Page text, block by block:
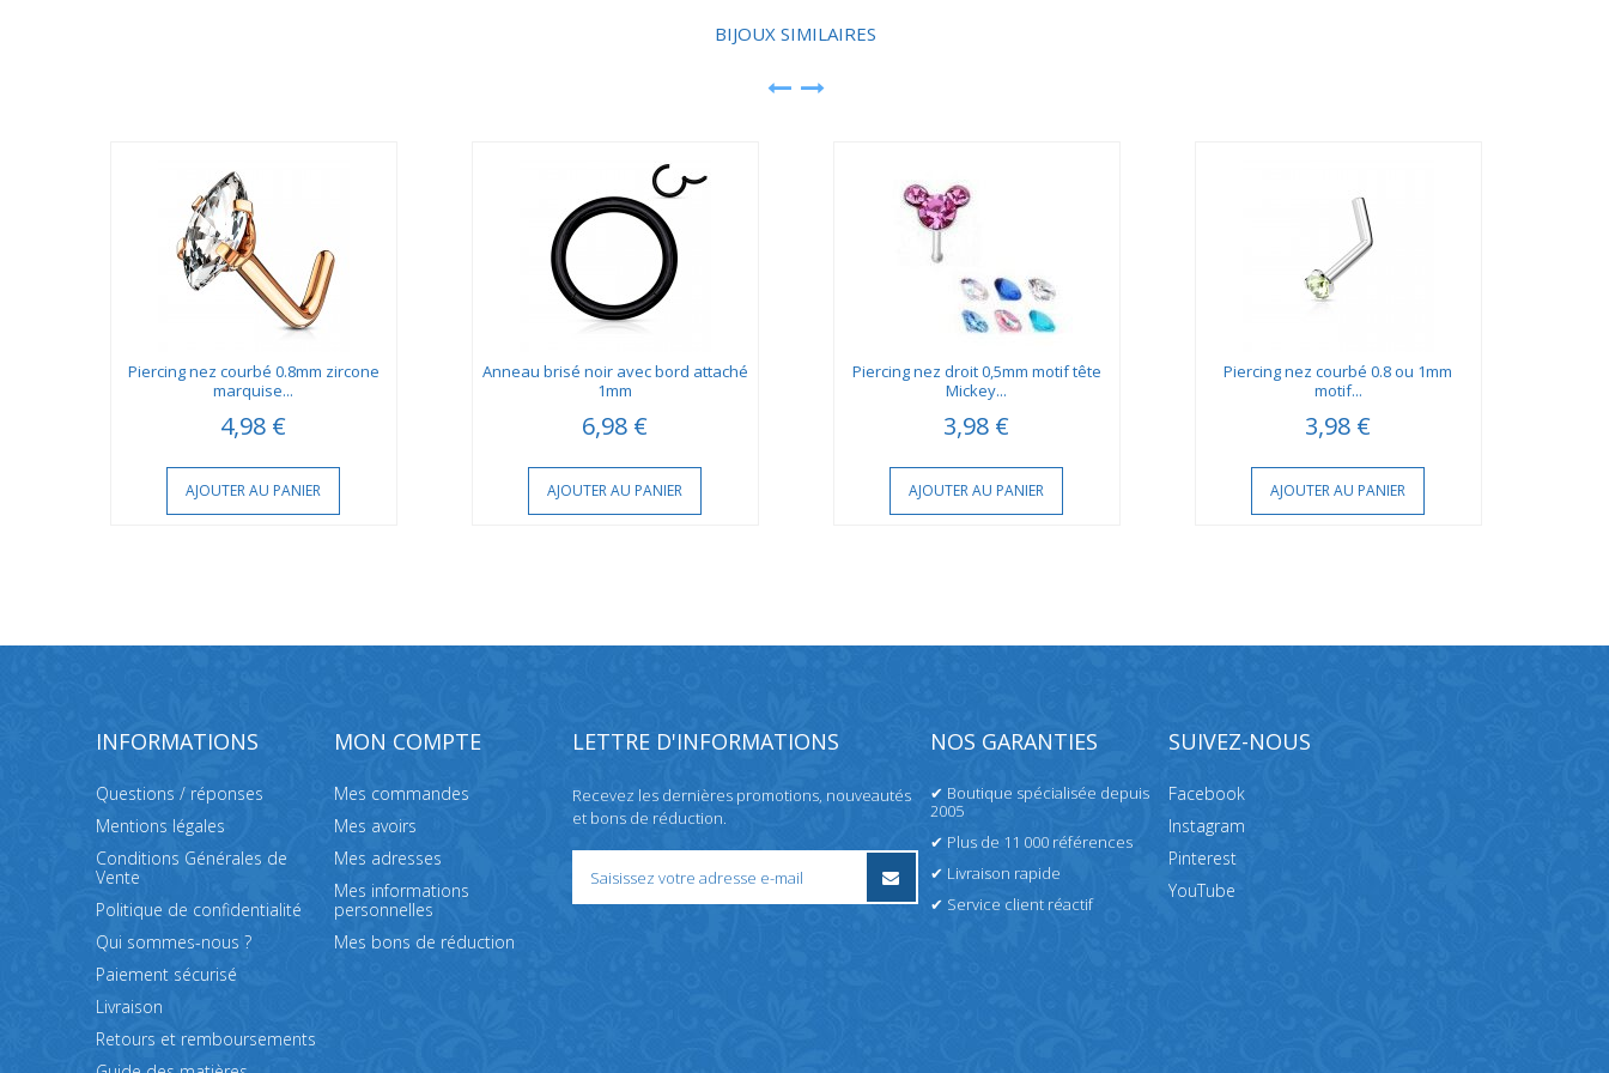
BIJOUX SIMILAIRES
Piercing nez courbé 0.8mm zircone
marquise...
4,98 €
AJOUTER AU PANIER
Anneau brisé noir avec bord attaché
1mm
6,98 €
AJOUTER AU PANIER
Piercing nez droit 0,5mm motif tête
Mickey...
3,98 €
AJOUTER AU PANIER
Piercing nez courbé 0.8 ou 1mm
motif...
3,98 €
AJOUTER AU PANIER
INFORMATIONS
Questions / réponses
Mentions légales
Conditions Générales de
Vente
Politique de confidentialité
Qui sommes-nous ?
Paiement sécurisé
Livraison
Retours et remboursements
MON COMPTE
Mes commandes
Mes avoirs
Mes adresses
Mes informations
personnelles
Mes bons de réduction
LETTRE D'INFORMATIONS
Recevez les dernières promotions, nouveautés
et bons de réduction.
NOS GARANTIES
✔ Boutique spécialisée depuis
2005
✔ Plus de 11 000 références
✔ Livraison rapide
✔ Service client réactif
SUIVEZ-NOUS
Facebook
Instagram
Pinterest
YouTube